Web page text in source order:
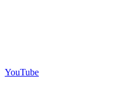
YouTube